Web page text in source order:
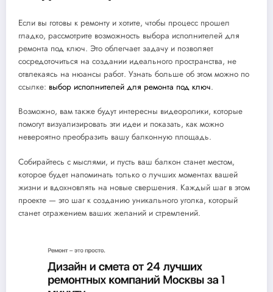
Если вы готовы к ремонту и хотите, чтобы процесс прошел
гладко, рассмотрите возможность выбора исполнителей для
ремонта под ключ. Это облегчает задачу и позволяет
сосредоточиться на создании идеального пространства, не
отвлекаясь на нюансы работ. Узнать больше об этом можно по
ссылке: выбор исполнителей для ремонта под ключ.
Возможно, вам также будут интересны видеоролики, которые
помогут визуализировать эти идеи и показать, как можно
невероятно преобразить вашу балконную площадь.
Собирайтесь с мыслями, и пусть ваш балкон станет местом,
которое будет напоминать только о лучших моментах вашей
жизни и вдохновлять на новые свершения. Каждый шаг в этом
проекте — это шаг к созданию уникального уголка, который
станет отражением ваших желаний и стремлений.